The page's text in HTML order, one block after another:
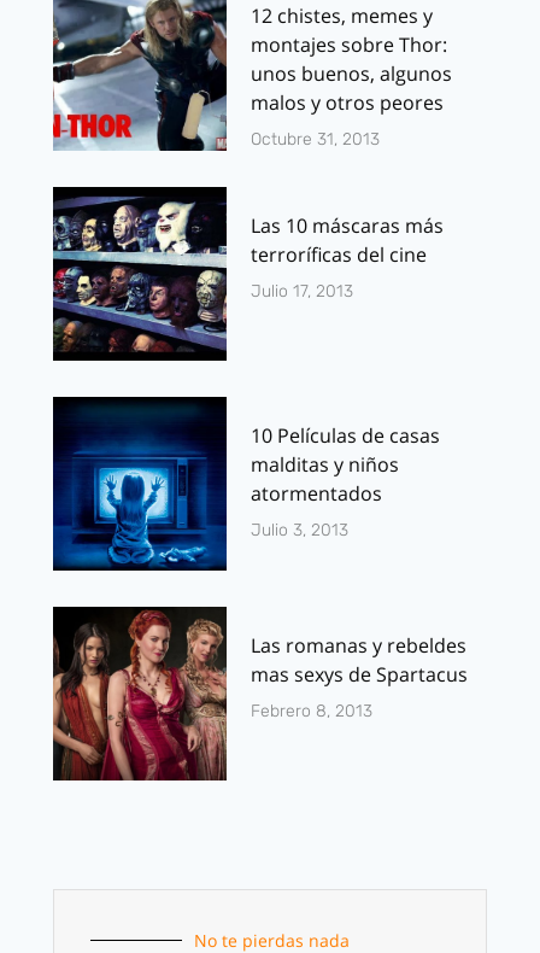
12 chistes, memes y
montajes sobre Thor:
unos buenos, algunos
malos y otros peores
Octubre 31, 2013
Las 10 máscaras más
terroríficas del cine
Julio 17, 2013
10 Películas de casas
malditas y niños
atormentados
Julio 3, 2013
Las romanas y rebeldes
mas sexys de Spartacus
Febrero 8, 2013
No te pierdas nada